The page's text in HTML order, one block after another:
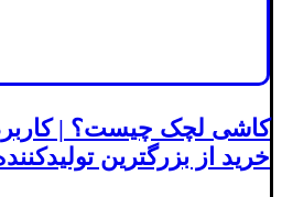
کاشی لچک چیست؟ |
خرید از بزرگترین